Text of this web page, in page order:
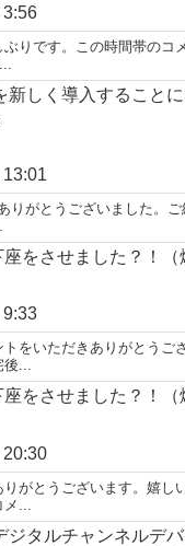
3:56
りです。この時間帯のコ
新しく導入することに
りがとうございました。
をさせました？！（
9:33
トをいただきありがとうご
後...
をさせました？！（
がとうございます。嬉し
...
ジタルチャンネルデ